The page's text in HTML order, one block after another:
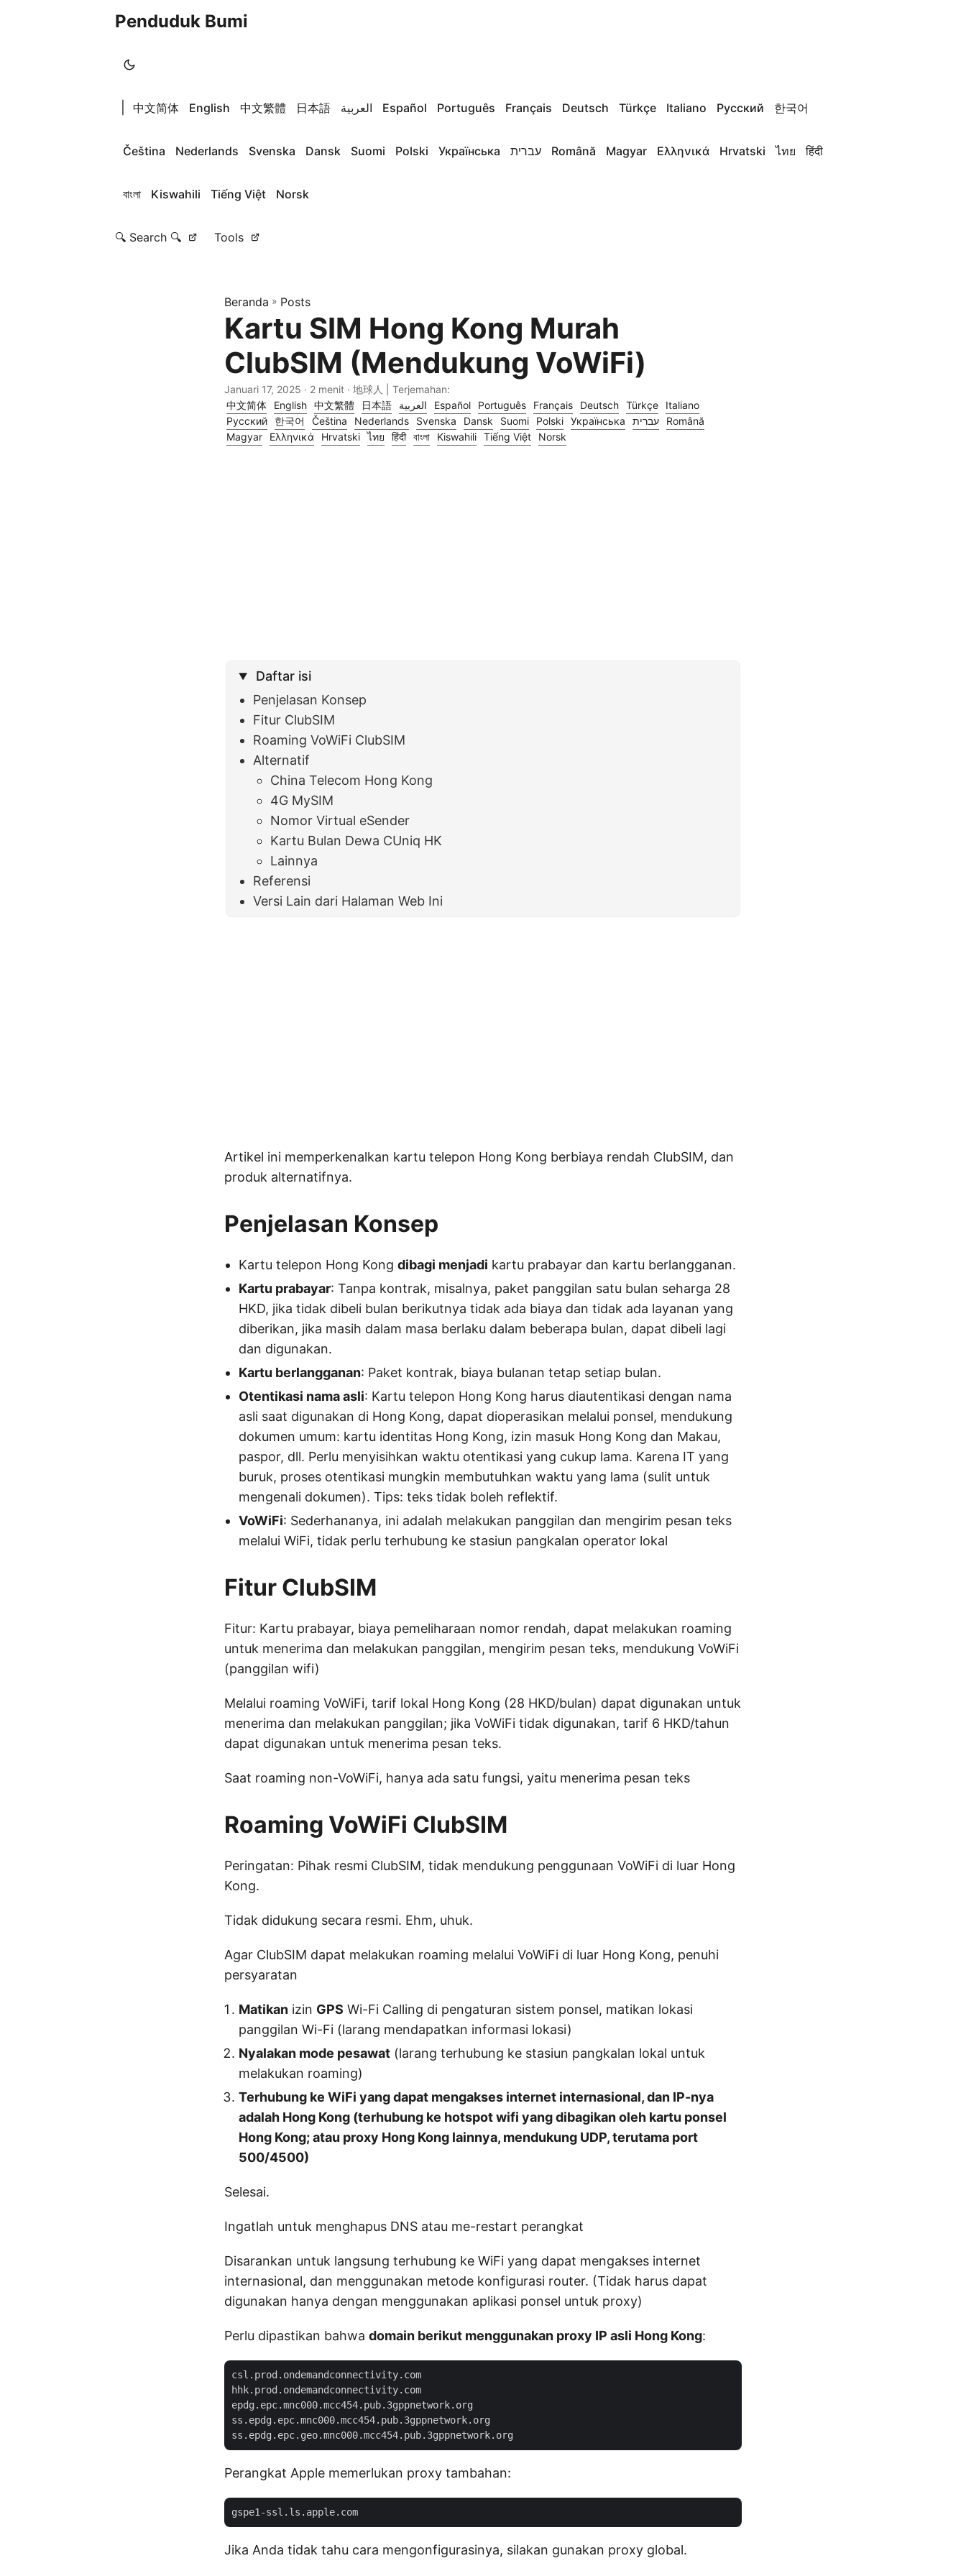
Penduduk Bumi
中文简体 English 中文繁體 日本語 العربية Español Português Français Deutsch Türkçe Italiano Русский 한국어
Čeština Nederlands Svenska Dansk Suomi Polski Українська עברית Română Magyar Ελληνικά Hrvatski ไทย हिंदी
বাংলা Kiswahili Tiếng Việt Norsk
🔍 Search 🔍 Tools
Beranda » Posts
Kartu SIM Hong Kong Murah
ClubSIM (Mendukung VoWiFi)
Januari 17, 2025 · 2 menit · 地球人 | Terjemahan:
中文简体
English 中文繁體 日本語 العربية Español Português Français Deutsch Türkçe
Italiano
Русский
한국어 Čeština Nederlands Svenska Dansk Suomi Polski Українська עברית
Română
Magyar
Ελληνικά Hrvatski ไทย हिंदी বাংলা Kiswahili Tiếng Việt Norsk
Daftar isi
Penjelasan Konsep
Fitur ClubSIM
Roaming VoWiFi ClubSIM
Alternatif
China Telecom Hong Kong
4G MySIM
Nomor Virtual eSender
Kartu Bulan Dewa CUniq HK
Lainnya
Referensi
Versi Lain dari Halaman Web Ini
Artikel ini memperkenalkan kartu telepon Hong Kong berbiaya rendah ClubSIM, dan
produk alternatifnya.
Penjelasan Konsep
Kartu telepon Hong Kong dibagi menjadi kartu prabayar dan kartu berlangganan.
Kartu prabayar: Tanpa kontrak, misalnya, paket panggilan satu bulan seharga 28
HKD, jika tidak dibeli bulan berikutnya tidak ada biaya dan tidak ada layanan yang
diberikan, jika masih dalam masa berlaku dalam beberapa bulan, dapat dibeli lagi
dan digunakan.
Kartu berlangganan: Paket kontrak, biaya bulanan tetap setiap bulan.
Otentikasi nama asli: Kartu telepon Hong Kong harus diautentikasi dengan nama
asli saat digunakan di Hong Kong, dapat dioperasikan melalui ponsel, mendukung
dokumen umum: kartu identitas Hong Kong, izin masuk Hong Kong dan Makau,
paspor, dll. Perlu menyisihkan waktu otentikasi yang cukup lama. Karena IT yang
buruk, proses otentikasi mungkin membutuhkan waktu yang lama (sulit untuk
mengenali dokumen). Tips: teks tidak boleh reflektif.
VoWiFi: Sederhananya, ini adalah melakukan panggilan dan mengirim pesan teks
melalui WiFi, tidak perlu terhubung ke stasiun pangkalan operator lokal
Fitur ClubSIM
Fitur: Kartu prabayar, biaya pemeliharaan nomor rendah, dapat melakukan roaming
untuk menerima dan melakukan panggilan, mengirim pesan teks, mendukung VoWiFi
(panggilan wifi)
Melalui roaming VoWiFi, tarif lokal Hong Kong (28 HKD/bulan) dapat digunakan untuk
menerima dan melakukan panggilan; jika VoWiFi tidak digunakan, tarif 6 HKD/tahun
dapat digunakan untuk menerima pesan teks.
Saat roaming non-VoWiFi, hanya ada satu fungsi, yaitu menerima pesan teks
Roaming VoWiFi ClubSIM
Peringatan: Pihak resmi ClubSIM, tidak mendukung penggunaan VoWiFi di luar Hong
Kong.
Tidak didukung secara resmi. Ehm, uhuk.
Agar ClubSIM dapat melakukan roaming melalui VoWiFi di luar Hong Kong, penuhi
persyaratan
Matikan izin GPS Wi-Fi Calling di pengaturan sistem ponsel, matikan lokasi
panggilan Wi-Fi (larang mendapatkan informasi lokasi)
Nyalakan mode pesawat (larang terhubung ke stasiun pangkalan lokal untuk
melakukan roaming)
Terhubung ke WiFi yang dapat mengakses internet internasional, dan IP-nya
adalah Hong Kong (terhubung ke hotspot wifi yang dibagikan oleh kartu ponsel
Hong Kong; atau proxy Hong Kong lainnya, mendukung UDP, terutama port
500/4500)
Selesai.
Ingatlah untuk menghapus DNS atau me-restart perangkat
Disarankan untuk langsung terhubung ke WiFi yang dapat mengakses internet
internasional, dan menggunakan metode konfigurasi router. (Tidak harus dapat
digunakan hanya dengan menggunakan aplikasi ponsel untuk proxy)
Perlu dipastikan bahwa domain berikut menggunakan proxy IP asli Hong Kong:
csl.prod.ondemandconnectivity.com
hhk.prod.ondemandconnectivity.com
epdg.epc.mnc000.mcc454.pub.3gppnetwork.org
ss.epdg.epc.mnc000.mcc454.pub.3gppnetwork.org
Perangkat Apple memerlukan proxy tambahan:
Jika Anda tidak tahu cara mengonfigurasinya, silakan gunakan proxy global.